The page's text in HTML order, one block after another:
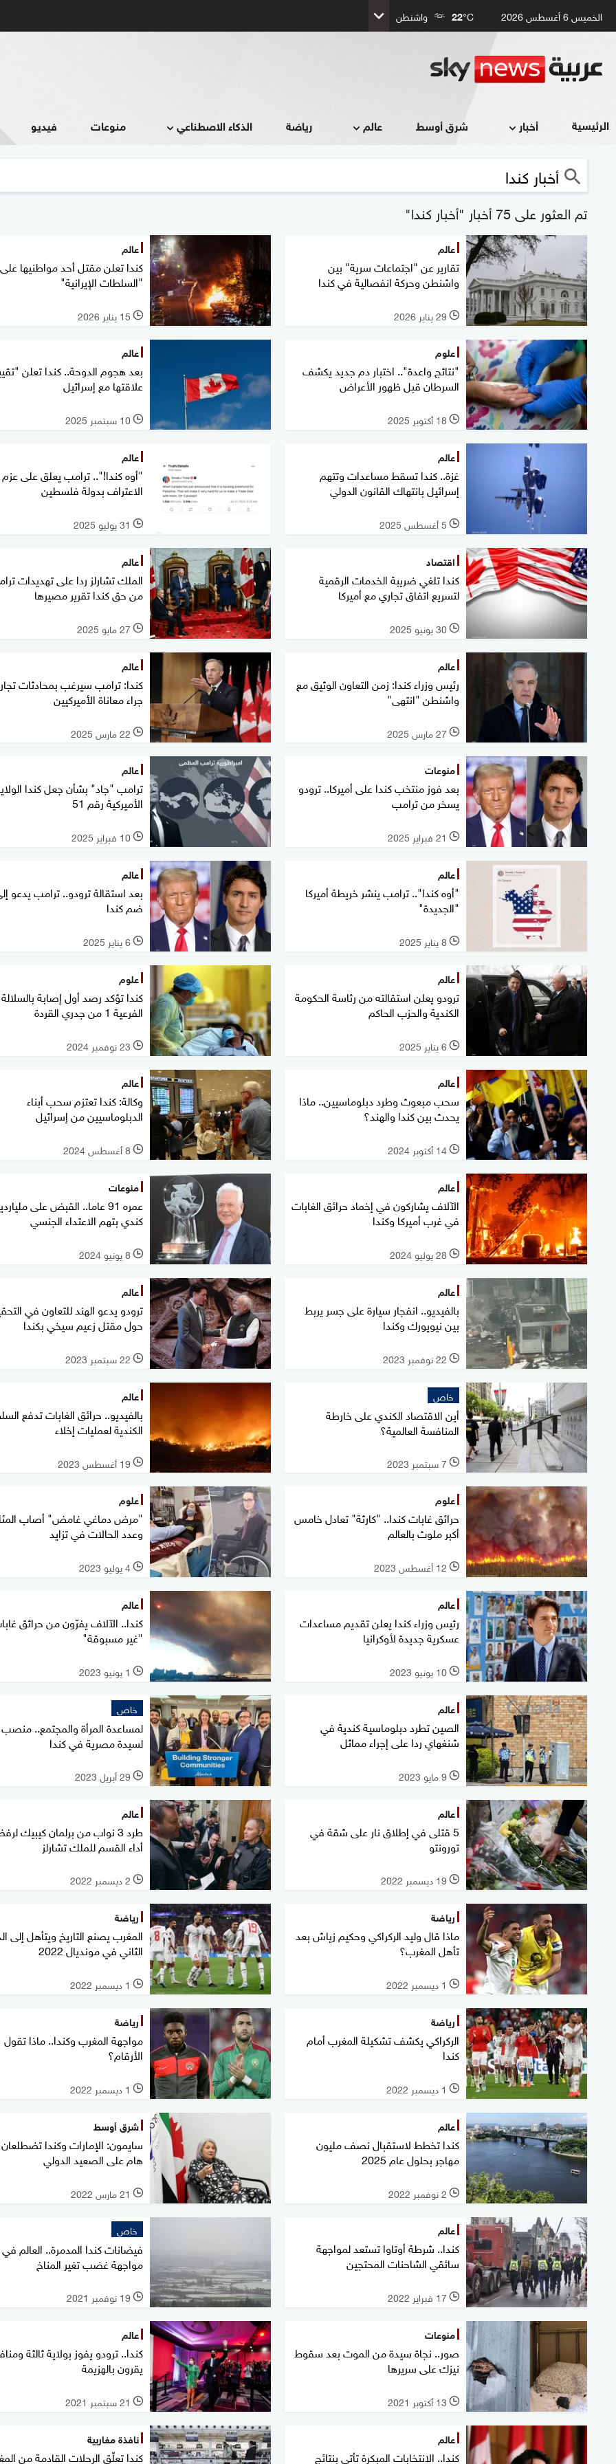
الخميس 6 أغسطس 2026 22°C واشنطن
الرئيسية أخبار شرق أوسط عالم رياضة الذكاء الاصطناعي منوعات فيديو
تم العثور على 75 أخبار "أخبار كندا"
عالم
تقارير عن "اجتماعات سرية" بين
واشنطن وحركة انفصالية في كندا
l 29 يناير 2026
عالم
كندا تعلن مقتل أحد مواطنيها
"السلطات الإيرانية"
l 15 يناير 2026
علوم
"نتائج واعدة".. اختبار دم جديد يكشف
السرطان قبل ظهور الأعراض
l 18 أكتوبر 2025
عالم
بعد هجوم الدوحة.. كندا تعلن
علاقتها مع إسرائيل
l 10 سبتمبر 2025
عالم
غزة.. كندا تسقط مساعدات وتتهم
إسرائيل بانتهاك القانون الدولي
l 5 أغسطس 2025
عالم
"أوه كندا!".. ترامب يعلق على عزم
الاعتراف بدولة فلسطين
l 31 يوليو 2025
اقتصاد
كندا تلغي ضريبة الخدمات الرقمية
لتسريع اتفاق تجاري مع أميركا
l 30 يونيو 2025
عالم
الملك تشارلز ردا على تهديدات
من حق كندا تقرير مصيرها
l 27 مايو 2025
عالم
رئيس وزراء كندا: زمن التعاون الوثيق مع
واشنطن "انتهى"
l 27 مارس 2025
عالم
كندا: ترامب سيرغب بمحادثات
جراء معاناة الأميركيين
l 22 مارس 2025
منوعات
بعد فوز منتخب كندا على أميركا.. ترودو
يسخر من ترامب
l 21 فبراير 2025
عالم
ترامب "جاد" بشأن جعل كندا
الأميركية رقم 51
l 10 فبراير 2025
عالم
"أوه كندا".. ترامب ينشر خريطة أميركا
"الجديدة"
l 8 يناير 2025
عالم
بعد استقالة ترودو.. ترامب يدعو
ضم كندا
l 6 يناير 2025
عالم
ترودو يعلن استقالته من رئاسة الحكومة
الكندية والحزب الحاكم
l 6 يناير 2025
علوم
كندا تؤكد رصد أول إصابة بالسلالة
الفرعية 1 من جدري القردة
l 23 نوفمبر 2024
عالم
سحب مبعوث وطرد دبلوماسيين.. ماذا
يحدث بين كندا والهند؟
l 14 أكتوبر 2024
عالم
وكالة: كندا تعتزم سحب أبناء
الدبلوماسيين من إسرائيل
l 8 أغسطس 2024
عالم
الآلاف يشاركون في إخماد حرائق الغابات
في غرب أميركا وكندا
l 28 يوليو 2024
منوعات
عمره 91 عاما.. القبض على
كندي بتهم الاعتداء الجنسي
l 8 يونيو 2024
عالم
بالفيديو.. انفجار سيارة على جسر يربط
بين نيويورك وكندا
l 22 نوفمبر 2023
عالم
ترودو يدعو الهند للتعاون في
حول مقتل زعيم سيخي بكندا
l 22 سبتمبر 2023
خاص
أين الاقتصاد الكندي على خارطة
المنافسة العالمية؟
l 7 سبتمبر 2023
عالم
بالفيديو.. حرائق الغابات تدفع
الكندية لعمليات إخلاء
l 19 أغسطس 2023
علوم
حرائق غابات كندا.. "كارثة" تعادل خامس
أكبر ملوث بالعالم
l 12 أغسطس 2023
علوم
"مرض دماغي غامض" أصاب
وعدد الحالات في تزايد
l 4 يوليو 2023
عالم
رئيس وزراء كندا يعلن تقديم مساعدات
عسكرية جديدة لأوكرانيا
l 10 يونيو 2023
عالم
كندا.. الآلاف يفرّون من حرائق
"غير مسبوقة"
l 1 يونيو 2023
عالم
الصين تطرد دبلوماسية كندية في
شنغهاي ردا على إجراء مماثل
l 9 مايو 2023
خاص
لمساعدة المرأة والمجتمع..
لسيدة مصرية في كندا
l 29 أبريل 2023
عالم
5 قتلى في إطلاق نار على شقة في
تورونتو
l 19 ديسمبر 2022
عالم
طرد 3 نواب من برلمان كيبيك
أداء القسم للملك تشارلز
l 2 ديسمبر 2022
رياضة
ماذا قال وليد الركراكي وحكيم زياش بعد
تأهل المغرب؟
l 1 ديسمبر 2022
رياضة
المغرب يصنع التاريخ ويتأهل إلى
الثاني في مونديال 2022
l 1 ديسمبر 2022
رياضة
الركراكي يكشف تشكيلة المغرب أمام
كندا
l 1 ديسمبر 2022
رياضة
مواجهة المغرب وكندا.. ماذا تقول
الأرقام؟
l 1 ديسمبر 2022
عالم
كندا تخطط لاستقبال نصف مليون
مهاجر بحلول عام 2025
l 2 نوفمبر 2022
شرق أوسط
سايمون: الإمارات وكندا تضطلعان
هام على الصعيد الدولي
l 21 مارس 2022
عالم
كندا.. شرطة أوتاوا تستعد لمواجهة
سائقي الشاحنات المحتجين
l 17 فبراير 2022
خاص
فيضانات كندا المدمرة.. العالم في
مواجهة غضب تغير المناخ
l 19 نوفمبر 2021
منوعات
صور.. نجاة سيدة من الموت بعد سقوط
نيزك على سريرها
l 13 أكتوبر 2021
عالم
كندا.. ترودو يفوز بولاية ثالثة
يقرون بالهزيمة
l 21 سبتمبر 2021
عالم
كندا.. الانتخابات المبكرة تأتي بنتائج
نافذة مغاربية
كندا تعلّق الرحلات القادمة من